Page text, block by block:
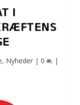
I
, Nyheder | 0 |